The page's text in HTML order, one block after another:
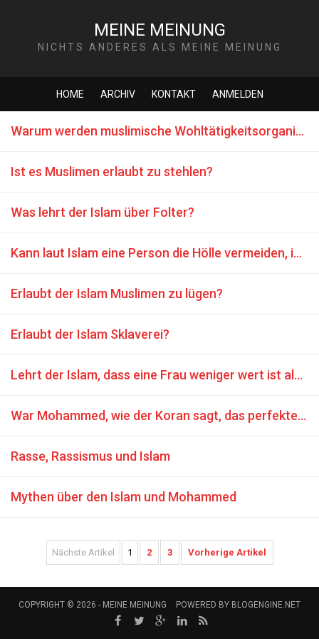
MEINE MEINUNG
NICHTS ANDERES ALS MEINE MEINUNG
HOME ARCHIV KONTAKT ANMELDEN
Warum werden muslimische Wohltätigkeitsorganisationen nur für Bedürfnisse von Muslimen tätig?
Ist es Muslimen erlaubt zu stehlen?
Was lehrt der Islam über Folter?
Kann laut Islam eine Person die Hölle vermeiden, indem sie für Allah tötet?
Erlaubt der Islam Muslimen zu lügen?
Erlaubt der Islam Sklaverei?
Lehrt der Islam, dass eine Frau weniger wert ist als ein Mann?
War Mohammed, wie der Koran sagt, das perfekte Modell für die Menschheit, sexuell zurückhaltend?
Rasse, Rassismus und Islam
Mythen über den Islam und Mohammed
Nächste Artikel 1 2 3 Vorherige Artikel
COPYRIGHT © 2026 - MEINE MEINUNG POWERED BY BLOGENGINE.NET